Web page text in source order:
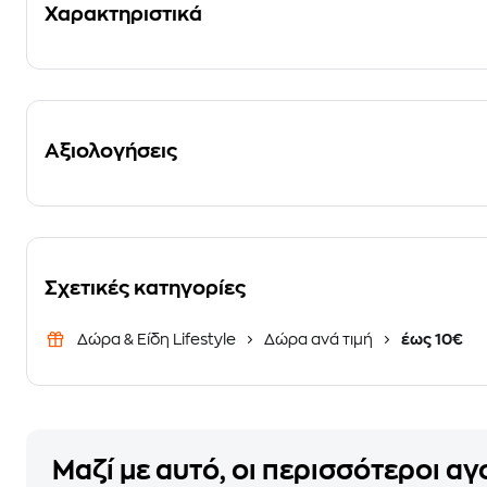
Χαρακτηριστικά
Αξιολογήσεις
Σχετικές κατηγορίες
Δώρα & Είδη Lifestyle Δώρα ανά τιμή έως 10€
Μαζί με αυτό, οι περισσότεροι